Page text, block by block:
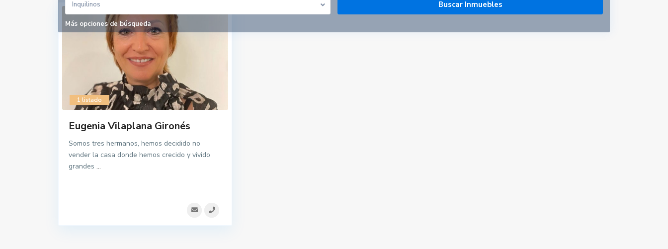
Inquilinos
Más opciones de búsqueda
1 listado
Eugenia Vilaplana Gironés
Somos tres hermanos, hemos decidido no
vender la casa donde hemos crecido y vivido
grandes ...